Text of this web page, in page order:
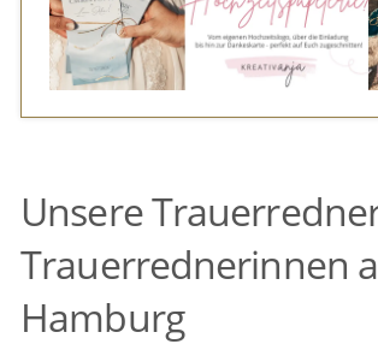
Unsere
Trauerrednerinnen
Hamburg